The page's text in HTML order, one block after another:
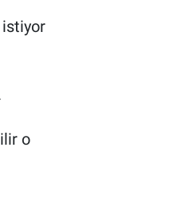
istiyor
o